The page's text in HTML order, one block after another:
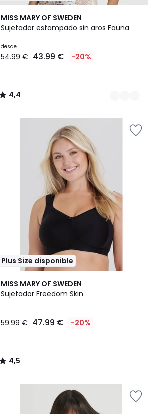
MISS MARY OF SWEDEN
Sujetador estampado sin aros Fauna
desde
54.99 € 43.99 € -20%
4,4
/ 5
2
Colores
4,4
/
Plus Size disponible
MISS MARY OF SWEDEN
Sujetador Freedom Skin
59.99 € 47.99 € -20%
4,5
/ 5
4,5
/